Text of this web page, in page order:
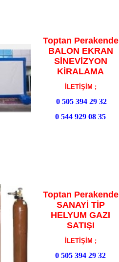
Toptan Perakende
BALON EKRAN
SİNEVİZYON
KİRALAMA
İLETİŞİM ;
0 505 394 29 32
0 544 929 08 35
Toptan Perakende
SANAYİ TİP
HELYUM GAZI
SATIŞI
İLETİŞİM ;
0 505 394 29 32